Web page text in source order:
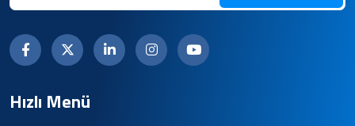
Hızlı Menü